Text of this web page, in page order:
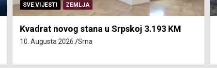
SVE VIJESTI ZEMLJA
Kvadrat novog stana u Srpskoj 3.193 KM
10. Augusta 2026. Srna